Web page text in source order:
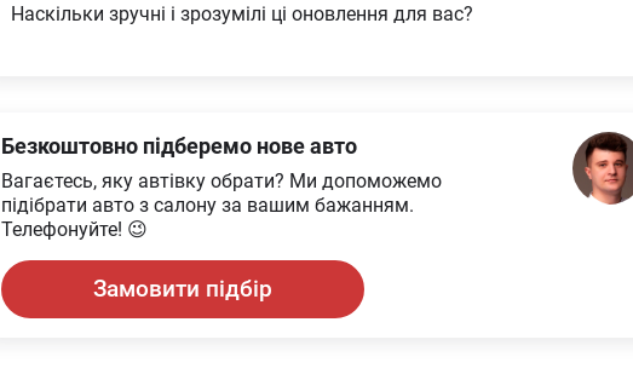
Наскільки зручні і зрозумілі ці оновлення для вас?
Безкоштовно підберемо нове авто
Вагаєтесь, яку автівку обрати? Ми допоможемо
підібрати авто з салону за вашим бажанням.
Телефонуйте! 😉
Замовити підбір